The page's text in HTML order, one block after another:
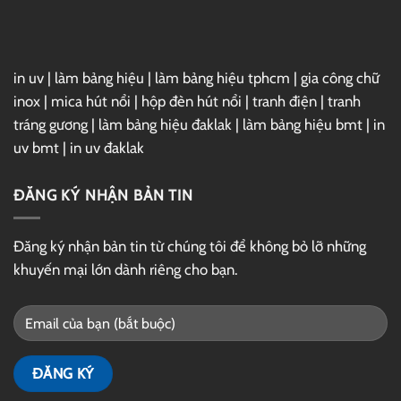
in uv | làm bảng hiệu | làm bảng hiệu tphcm | gia công chữ
inox | mica hút nổi | hộp đèn hút nổi | tranh điện | tranh
tráng gương | làm bảng hiệu đaklak | làm bảng hiệu bmt | in
uv bmt | in uv đaklak
ĐĂNG KÝ NHẬN BẢN TIN
Đăng ký nhận bản tin từ chúng tôi để không bỏ lỡ những
khuyến mại lớn dành riêng cho bạn.